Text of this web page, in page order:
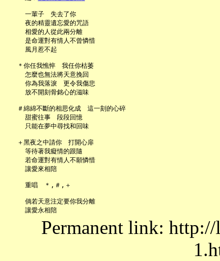
     一輩子　失去了你
     夜的精靈遺忘愛的咒語
     相愛的人從此兩分離
     是命運對有情人不曾憐惜
     風月惹不起
   ＊你任我憔悴　我任你枯萎
     怎麼也無法將天意挽回
     你為我落淚　更令我傷悲
     放不開刻骨銘心的滋味
   ＃綿綿不斷的相思化成　這一刻的心碎
     甜蜜往事　段段回憶
     只能在夢中尋找和回味
   ＋黑夜之中請你　打開心扉
     等待著我癡情的跟隨
     若命運對有情人不願憐惜
     讓愛來相陪
     重唱　＊,＃,＋
     倘若天意注定要你我分離
Permanent link: